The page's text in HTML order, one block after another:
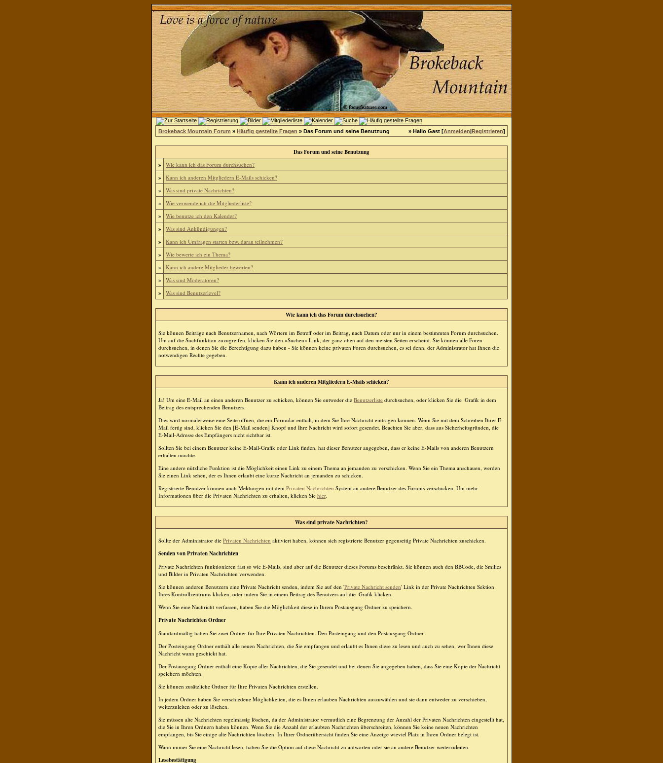
Brokeback Mountain Forum » Häufig gestellte Fragen » Das Forum und seine Benutzung » Hallo Gast [Anmelden|Registrieren]
Das Forum und seine Benutzung
»
Wie kann ich das Forum durchsuchen?
» Kann ich anderen Mitgliedern E-Mails schicken?
» Was sind private Nachrichten?
» Wie verwende ich die Mitgliederliste?
» Wie benutze ich den Kalender?
» Was sind Ankündigungen?
» Kann ich Umfragen starten bzw. daran teilnehmen?
» Wie bewerte ich ein Thema?
» Kann ich andere Mitglieder bewerten?
» Was sind Moderatoren?
» Was sind Benutzerlevel?
Wie kann ich das Forum durchsuchen?
Sie können Beiträge nach Benutzernamen, nach Wörtern im Betreff oder im Beitrag, nach Datum oder nur in einem bestimmten Forum durchsuchen.
Um auf die Suchfunktion zuzugreifen, klicken Sie den »Suchen« Link, der ganz oben auf den meisten Seiten erscheint. Sie können alle Foren
durchsuchen, in denen Sie die Berechtigung dazu haben - Sie können keine privaten Foren durchsuchen, es sei denn, der Administrator hat Ihnen die
notwendigen Rechte gegeben.
Kann ich anderen Mitgliedern E-Mails schicken?
Ja! Um eine E-Mail an einen anderen Benutzer zu schicken, können Sie entweder die Benutzerliste durchsuchen, oder klicken Sie die Grafik in dem
Beitrag des entsprechenden Benutzers.
Dies wird normalerweise eine Seite öffnen, die ein Formular enthält, in dem Sie Ihre Nachricht eintragen können. Wenn Sie mit dem Schreiben Ihrer E-
Mail fertig sind, klicken Sie den [E-Mail senden] Knopf und Ihre Nachricht wird sofort gesendet. Beachten Sie aber, dass aus Sicherheitsgründen, die
E-Mail-Adresse des Empfängers nicht sichtbar ist.
Sollten Sie bei einem Benutzer keine E-Mail-Grafik oder Link finden, hat dieser Benutzer angegeben, dass er keine E-Mails von anderen Benutzern
erhalten möchte.
Eine andere nützliche Funktion ist die Möglichkeit einen Link zu einem Thema an jemanden zu verschicken. Wenn Sie ein Thema anschauen, werden
Sie einen Link sehen, der es Ihnen erlaubt eine kurze Nachricht an jemanden zu schicken.
Registrierte Benutzer können auch Meldungen mit dem Privaten Nachrichten System an andere Benutzer des Forums verschicken. Um mehr
Informationen über die Privaten Nachrichten zu erhalten, klicken Sie hier.
Was sind private Nachrichten?
Sollte der Administrator die Privaten Nachrichten aktiviert haben, können sich registrierte Benutzer gegenseitig Private Nachrichten zuschicken.
Senden von Privaten Nachrichten
Private Nachrichten funktionieren fast so wie E-Mails, sind aber auf die Benutzer dieses Forums beschränkt. Sie können auch den BBCode, die Smilies
und Bilder in Privaten Nachrichten verwenden.
Sie können anderen Benutzern eine Private Nachricht senden, indem Sie auf den 'Private Nachricht senden' Link in der Private Nachrichten Sektion
Ihres Kontrollzentrums klicken, oder indem Sie in einem Beitrag des Benutzers auf die Grafik klicken.
Wenn Sie eine Nachricht verfassen, haben Sie die Möglichkeit diese in Ihrem Postausgang Ordner zu speichern.
Private Nachrichten Ordner
Standardmäßig haben Sie zwei Ordner für Ihre Privaten Nachrichten. Den Posteingang und den Postausgang Ordner.
Der Posteingang Ordner enthält alle neuen Nachrichten, die Sie empfangen und erlaubt es Ihnen diese zu lesen und auch zu sehen, wer Ihnen diese
Nachricht wann geschickt hat.
Der Postausgang Ordner enthält eine Kopie aller Nachrichten, die Sie gesendet und bei denen Sie angegeben haben, dass Sie eine Kopie der Nachricht
speichern möchten.
Sie können zusätzliche Ordner für Ihre Privaten Nachrichten erstellen.
In jedem Ordner haben Sie verschiedene Möglichkeiten, die es Ihnen erlauben Nachrichten auszuwählen und sie dann entweder zu verschieben,
weiterzuleiten oder zu löschen.
Sie müssen alte Nachrichten regelmässig löschen, da der Administrator vermutlich eine Begrenzung der Anzahl der Privaten Nachrichten eingestellt hat,
die Sie in Ihren Ordnern haben können. Wenn Sie die Anzahl der erlaubten Nachrichten überschreiten, können Sie keine neuen Nachrichten
empfangen, bis Sie einige alte Nachrichten löschen. In Ihrer Ordnerübersicht finden Sie eine Anzeige wieviel Platz in Ihren Ordner belegt ist.
Wann immer Sie eine Nachricht lesen, haben Sie die Option auf diese Nachricht zu antworten oder sie an andere Benutzer weiterzuleiten.
Lesebestätigung